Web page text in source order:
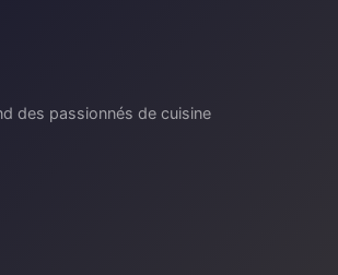
des passionnés de cuisine